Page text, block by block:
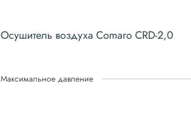
Осушитель воздуха Comaro CRD-2,0
Максимальное давление